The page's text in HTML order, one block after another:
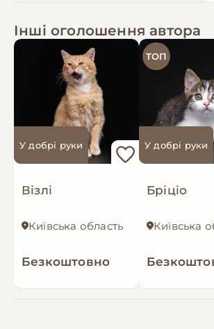
радість. Йому потрібна родина,
його життєрадісність і подарує
20.07.2024. Зіон має паспорт,
оброблений від паразитів. Може
переданий за кордон після
документів
Інші оголошення автора
У добрі руки
Візлі
Київська область
Безкоштовно
ТОП
У добрі руки
Бріціо
Київська